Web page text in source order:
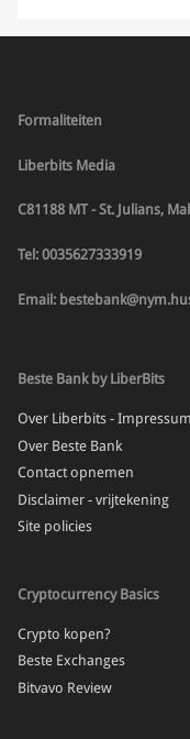
Formaliteiten
Liberbits Media
C81188 MT - St. Julians,
Tel: 0035627333919
Email:
Beste Bank by LiberBits
Over Liberbits - Impressum
Over Beste Bank
Contact opnemen
Disclaimer - vrijtekening
Site policies
Cryptocurrency Basics
Crypto kopen?
Beste Exchanges
Bitvavo Review